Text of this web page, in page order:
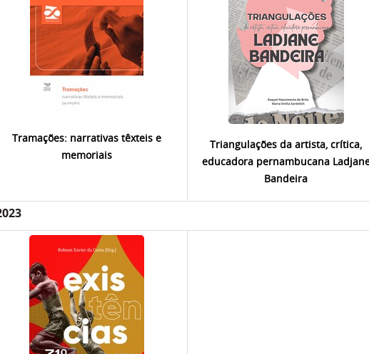
Tramações: narrativas têxteis e
memoriais
Triangulações da artista, crítica,
educadora pernambucana
Bandeira